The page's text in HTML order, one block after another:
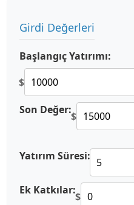
Girdi Değerleri
Başlangıç Yatırımı:
$
Son Değer:$
Yatırım Süresi:
Ek Katkılar:$